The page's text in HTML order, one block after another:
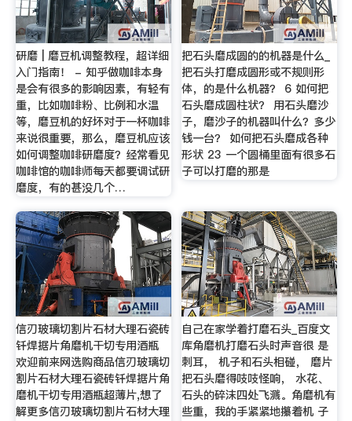
研磨 | 磨豆机调整教程，超详细
入门指南！ - 知乎做咖啡本身
是会有很多的影响因素，有轻有
重，比如咖啡粉、比例和水温
等，磨豆机的好坏对于一杯咖啡
来说很重要，那么，磨豆机应该
如何调整咖啡研磨度？经常看见
咖啡馆的咖啡师每天都要调试研
磨度，有的甚没几个…
把石头磨成圆的的机器是什么_
把石头打磨成圆形或不规则形
体，的是什么机器？ 6 如何把
石头磨成圆柱状？ 用石头磨沙
子，磨沙子的机器叫什么？多少
钱一台？ 如何把石头磨成各种
形状 23 一个圆桶里面有很多石
子可以打磨的那是
信刃玻璃切割片石材大理石瓷砖
钎焊据片角磨机干切专用酒瓶
欢迎前来网选购商品信刃玻璃切
割片石材大理石瓷砖钎焊据片角
磨机干切专用酒瓶超薄片,想了
解更多信刃玻璃切割片石材大理
自己在家学着打磨石头_百度文
库角磨机打磨石头时声音很 是
刺耳， 机子和石头相碰， 磨片
把石头磨得吱吱怪响， 水花、
石头的碎沫四处飞溅。角磨机有
些重，我的手紧紧地攥着机 子